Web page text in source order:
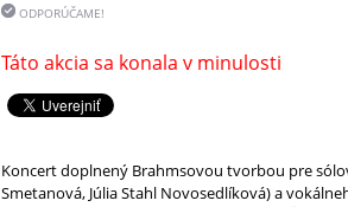
ODPORÚČAME!
Táto akcia sa konala v minulosti
Koncert doplnený Brahmsovou tvorbou pre
Smetanová, Júlia Stahl Novosedlíková) a